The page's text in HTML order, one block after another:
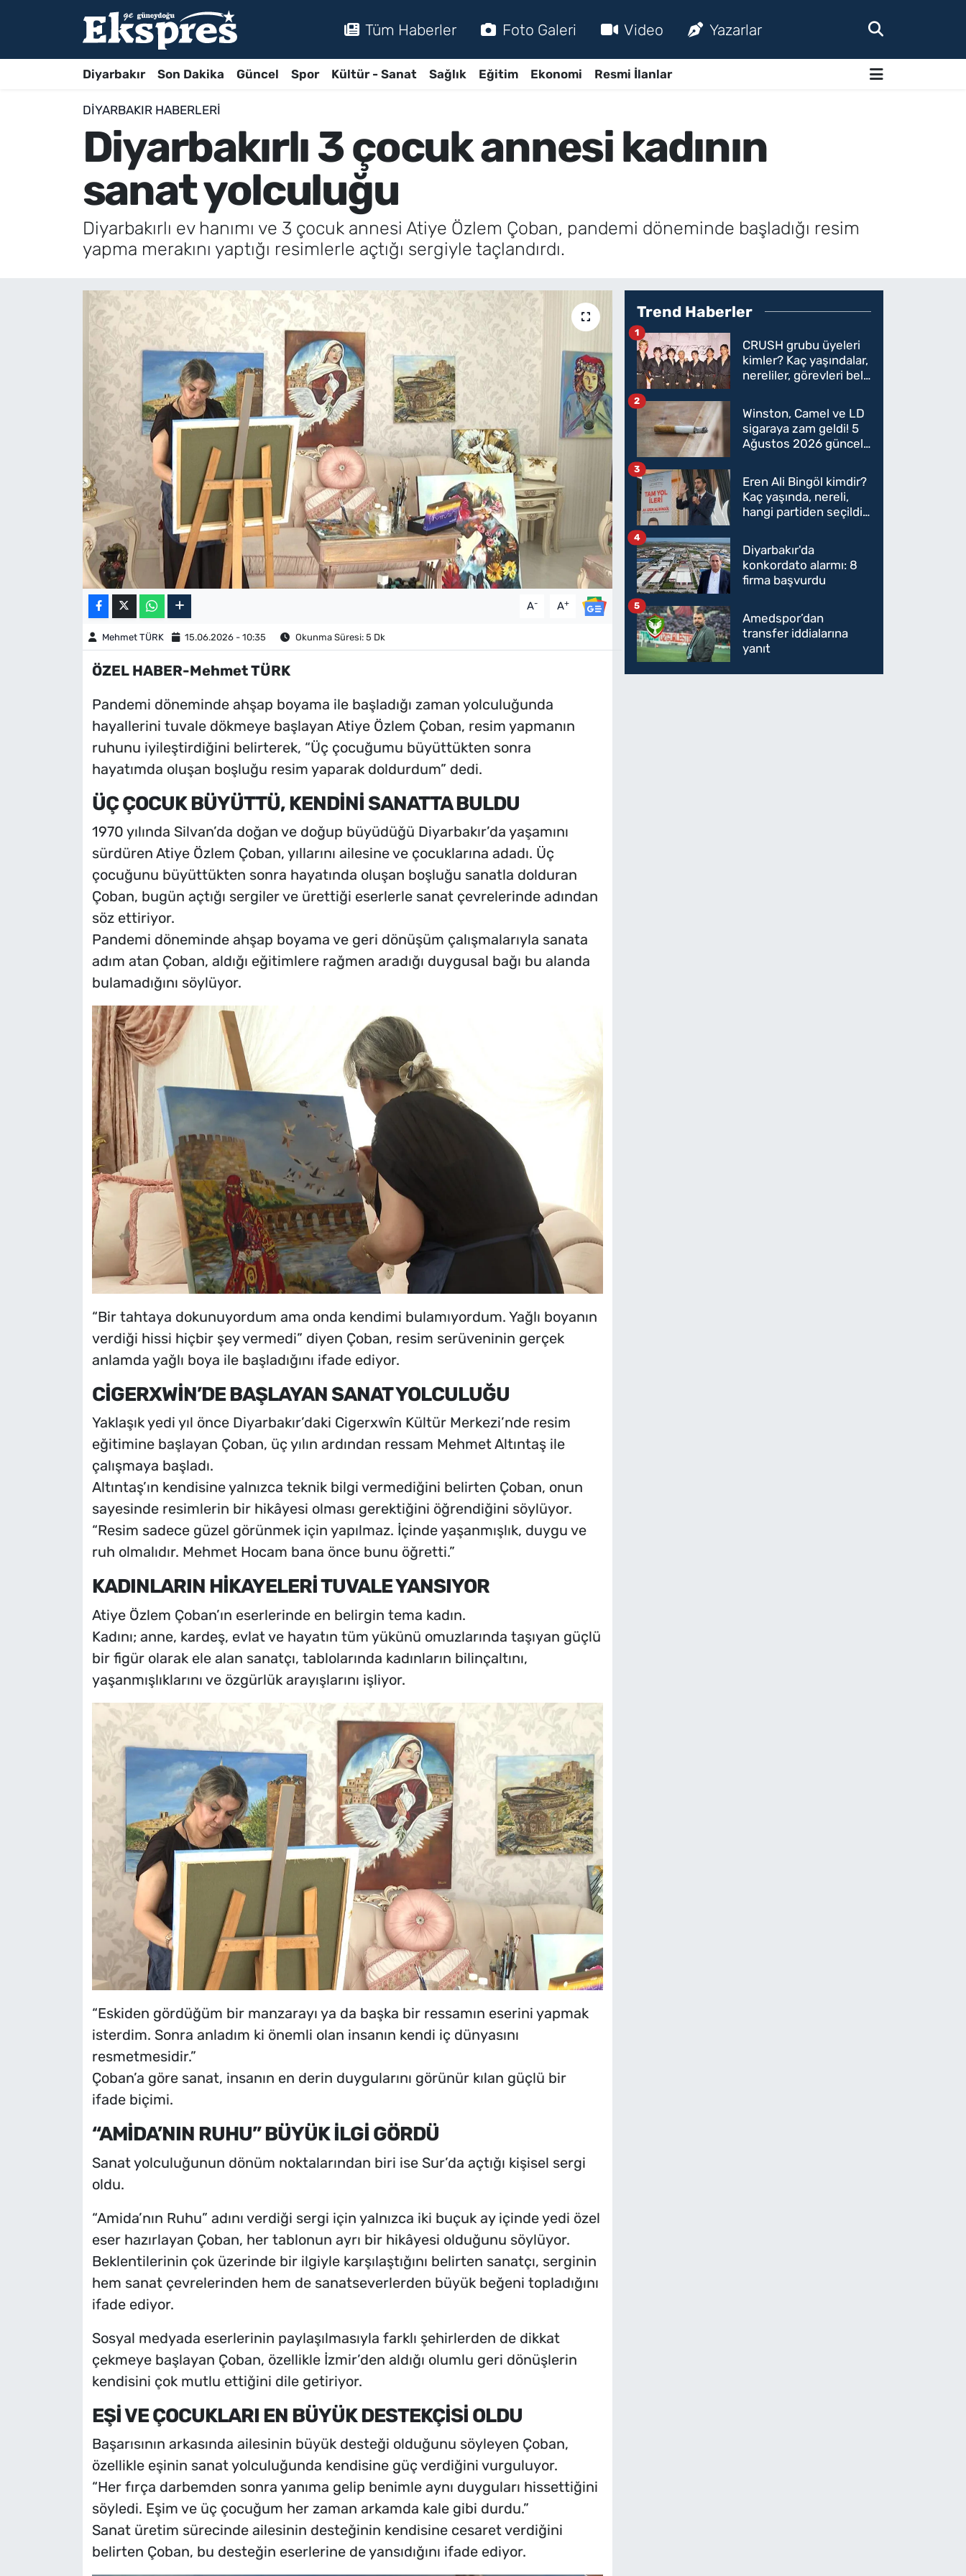
Tüm Haberler Foto Galeri Video Yazarlar
Diyarbakır Son Dakika Güncel Spor Kültür - Sanat Sağlık Eğitim Ekonomi Resmi İlanlar
DIYARBAKIR HABERLERI
Diyarbakırlı 3 çocuk annesi kadının
sanat yolculuğu
Diyarbakırlı ev hanımı ve 3 çocuk annesi Atiye Özlem Çoban, pandemi döneminde başladığı resim
yapma merakını yaptığı resimlerle açtığı sergiyle taçlandırdı.
A- A+
Mehmet TÜRK 15.06.2026 - 10:35 Okunma Süresi: 5 Dk
ÖZEL HABER-Mehmet TÜRK
Pandemi döneminde ahşap boyama ile başladığı zaman yolculuğunda
hayallerini tuvale dökmeye başlayan Atiye Özlem Çoban, resim yapmanın
ruhunu iyileştirdiğini belirterek, “Üç çocuğumu büyüttükten sonra
hayatımda oluşan boşluğu resim yaparak doldurdum” dedi.
ÜÇ ÇOCUK BÜYÜTTÜ, KENDİNİ SANATTA BULDU
1970 yılında Silvan’da doğan ve doğup büyüdüğü Diyarbakır’da yaşamını
sürdüren Atiye Özlem Çoban, yıllarını ailesine ve çocuklarına adadı. Üç
çocuğunu büyüttükten sonra hayatında oluşan boşluğu sanatla dolduran
Çoban, bugün açtığı sergiler ve ürettiği eserlerle sanat çevrelerinde adından
söz ettiriyor.
Pandemi döneminde ahşap boyama ve geri dönüşüm çalışmalarıyla sanata
adım atan Çoban, aldığı eğitimlere rağmen aradığı duygusal bağı bu alanda
bulamadığını söylüyor.
“Bir tahtaya dokunuyordum ama onda kendimi bulamıyordum. Yağlı boyanın
verdiği hissi hiçbir şey vermedi” diyen Çoban, resim serüveninin gerçek
anlamda yağlı boya ile başladığını ifade ediyor.
CİGERXWİN’DE BAŞLAYAN SANAT YOLCULUĞU
Yaklaşık yedi yıl önce Diyarbakır’daki Cigerxwîn Kültür Merkezi’nde resim
eğitimine başlayan Çoban, üç yılın ardından ressam Mehmet Altıntaş ile
çalışmaya başladı.
Altıntaş’ın kendisine yalnızca teknik bilgi vermediğini belirten Çoban, onun
sayesinde resimlerin bir hikâyesi olması gerektiğini öğrendiğini söylüyor.
“Resim sadece güzel görünmek için yapılmaz. İçinde yaşanmışlık, duygu ve
ruh olmalıdır. Mehmet Hocam bana önce bunu öğretti.”
KADINLARIN HİKAYELERİ TUVALE YANSIYOR
Atiye Özlem Çoban’ın eserlerinde en belirgin tema kadın.
Kadını; anne, kardeş, evlat ve hayatın tüm yükünü omuzlarında taşıyan güçlü
bir figür olarak ele alan sanatçı, tablolarında kadınların bilinçaltını,
yaşanmışlıklarını ve özgürlük arayışlarını işliyor.
“Eskiden gördüğüm bir manzarayı ya da başka bir ressamın eserini yapmak
isterdim. Sonra anladım ki önemli olan insanın kendi iç dünyasını
resmetmesidir.”
Çoban’a göre sanat, insanın en derin duygularını görünür kılan güçlü bir
ifade biçimi.
“AMİDA’NIN RUHU” BÜYÜK İLGİ GÖRDÜ
Sanat yolculuğunun dönüm noktalarından biri ise Sur’da açtığı kişisel sergi
oldu.
“Amida’nın Ruhu” adını verdiği sergi için yalnızca iki buçuk ay içinde yedi özel
eser hazırlayan Çoban, her tablonun ayrı bir hikâyesi olduğunu söylüyor.
Beklentilerinin çok üzerinde bir ilgiyle karşılaştığını belirten sanatçı, serginin
hem sanat çevrelerinden hem de sanatseverlerden büyük beğeni topladığını
ifade ediyor.
Sosyal medyada eserlerinin paylaşılmasıyla farklı şehirlerden de dikkat
çekmeye başlayan Çoban, özellikle İzmir’den aldığı olumlu geri dönüşlerin
kendisini çok mutlu ettiğini dile getiriyor.
EŞİ VE ÇOCUKLARI EN BÜYÜK DESTEKÇİSİ OLDU
Başarısının arkasında ailesinin büyük desteği olduğunu söyleyen Çoban,
özellikle eşinin sanat yolculuğunda kendisine güç verdiğini vurguluyor.
“Her fırça darbemden sonra yanıma gelip benimle aynı duyguları hissettiğini
söyledi. Eşim ve üç çocuğum her zaman arkamda kale gibi durdu.”
Sanat üretim sürecinde ailesinin desteğinin kendisine cesaret verdiğini
belirten Çoban, bu desteğin eserlerine de yansıdığını ifade ediyor.
Trend Haberler
CRUSH grubu üyeleri
kimler? Kaç yaşındalar,
nereliler, görevleri belli
1
Winston, Camel ve LD
sigaraya zam geldi! 5
Ağustos 2026 güncel
oldu
2
Eren Ali Bingöl kimdir?
Kaç yaşında, nereli,
hangi partiden seçildi?
Parti'ye mi geçecek?
3
Diyarbakır'da
konkordato alarmı: 8
firma başvurdu
4
Amedspor’dan
transfer iddialarına
yanıt
5